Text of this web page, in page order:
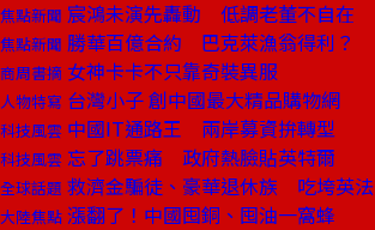
焦點新聞 宸鴻未演先轟動 低調老董不自在
焦點新聞 勝華百億合約 巴克萊漁翁得利？
商周書摘 女神卡卡不只靠奇裝異服
人物特寫 台灣小子 創中國最大精品購物網
科技風雲 中國IT通路王 兩岸募資拚轉型
科技風雲 忘了跳票痛 政府熱臉貼英特爾
全球話題 救濟金騙徒、豪華退休族 吃垮英法
大陸焦點 漲翻了！中國囤銅、囤油一窩蜂